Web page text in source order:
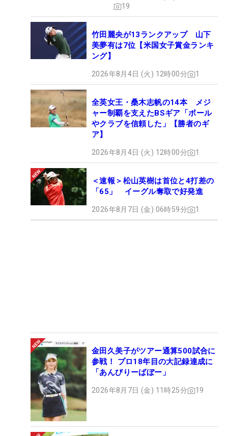
19
竹田麗央が13ランクアップ 山下
美夢有は7位【米国女子賞金ランキ
ング】
2026年8月4日 (火) 12時00分 1
全英女王・桑木志帆の14本 メジ
ャー制覇を支えたBSギア「ボール
やクラブを信頼した」【勝者のギ
ア】
2026年8月4日 (火) 12時00分 1
＜速報＞松山英樹は首位と4打差の
「65」 イーグル奪取で好発進
2026年8月7日 (金) 06時59分 1
金田久美子がツアー通算500試合に
参戦！ プロ18年目の大記録達成に
「あんびりーばぼー」
2026年8月7日 (金) 11時25分 19